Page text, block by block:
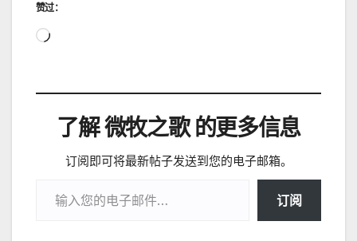
赞过：
正
载…
了解 微牧之歌 的更多信息
订阅即可将最新帖子发送到您的电子邮箱。
订阅